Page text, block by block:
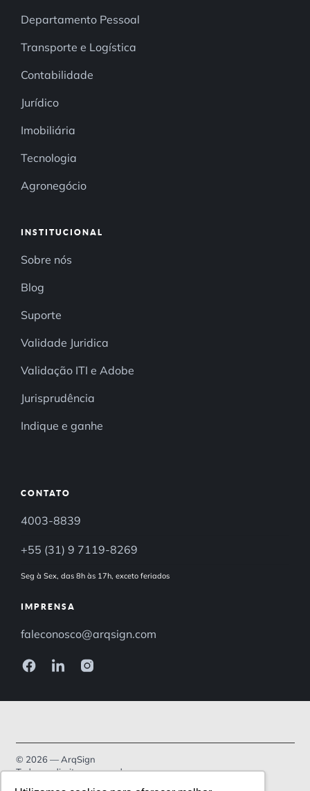
Departamento Pessoal
Transporte e Logística
Contabilidade
Jurídico
Imobiliária
Tecnologia
Agronegócio
INSTITUCIONAL
Sobre nós
Blog
Suporte
Validade Juridica
Validação ITI e Adobe
Jurisprudência
Indique e ganhe
CONTATO
4003-8839
+55 (31) 9 7119-8269
Seg à Sex, das 8h às 17h, exceto feriados
IMPRENSA
faleconosco@arqsign.com
© 2026 — ArqSign
Todos os direitos reservados.